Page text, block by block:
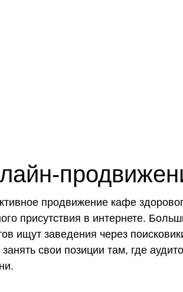
продвижение кафе
присутствия в интернете.
ищут заведения через
свои позиции там, где